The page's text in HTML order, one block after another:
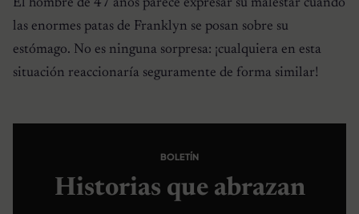
El hombre de 47 años parece expresar su malestar cuando
las enormes patas de Franklyn se posan sobre su
estómago. No es ninguna sorpresa: ¡cualquiera en esta
situación reaccionaría seguramente de forma similar!
BOLETÍN
Historias que abrazan